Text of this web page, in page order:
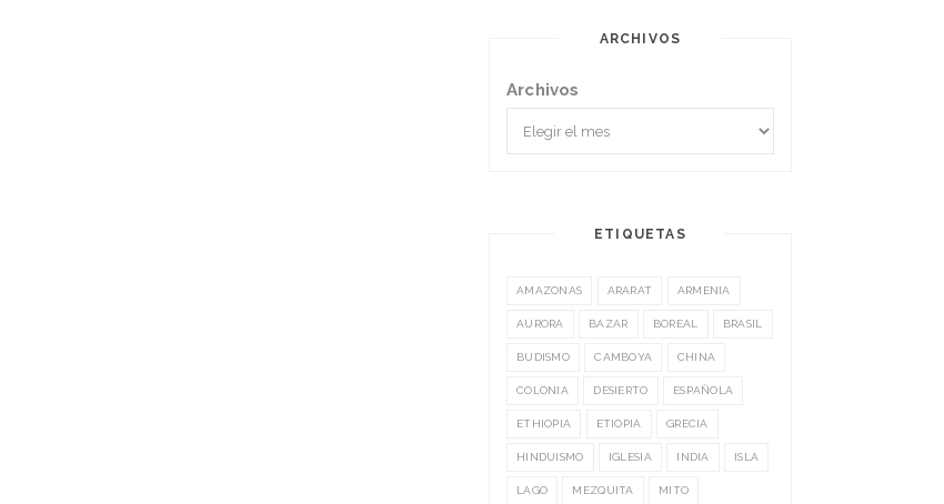
ARCHIVOS
Archivos
ETIQUETAS
AMAZONAS ARARAT ARMENIA
AURORA BAZAR BOREAL BRASIL
BUDISMO CAMBOYA CHINA
COLONIA DESIERTO ESPAÑOLA
ETHIOPIA ETIOPIA GRECIA
HINDUISMO IGLESIA INDIA ISLA
LAGO MEZQUITA MITO